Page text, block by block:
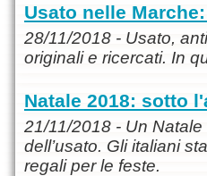
Usato nelle
28/11/2018 - Usato,
originali e ricercati. In
Natale 2018: sotto
21/11/2018 - Un
dell’usato. Gli italiani
regali per le feste.